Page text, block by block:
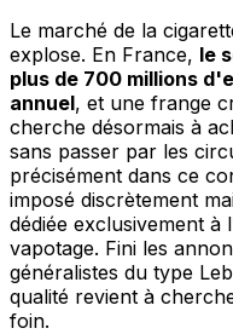
Le marché de la
explose. En France, le
plus de 700 millions
annuel, et une frange
cherche désormais à
sans passer par les
précisément dans ce
imposé discrètement
dédiée exclusivement
vapotage. Fini les
généralistes du type
qualité revient à
foin.